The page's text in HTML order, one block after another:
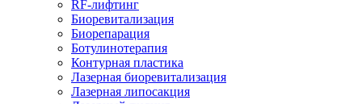
RF-лифтинг
Биоревитализация
Биорепарация
Ботулинотерапия
Контурная пластика
Лазерная биоревитализация
Лазерная липосакция